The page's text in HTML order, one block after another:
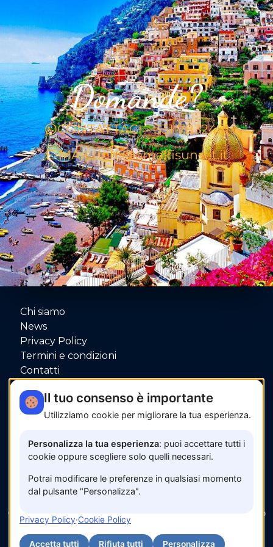
Domande?
CONTATTACI - 331 7832451
E-MAIL: info@amalfisunset.it
Chi siamo
News
Privacy Policy
Termini e condizioni
Contatti
Pagamenti sicuri con
© 2026 www.amalfisunset.it —
— Facciamo
cose…
Il tuo consenso è importante
Utilizziamo cookie per migliorare la tua esperienza.
Personalizza la tua esperienza: puoi accettare tutti i
cookie oppure scegliere solo quelli necessari.
Potrai modificare le preferenze in qualsiasi momento
dal pulsante "Personalizza".
Privacy Policy·Cookie Policy
Accetta tutti Rifiuta tutti Personalizza